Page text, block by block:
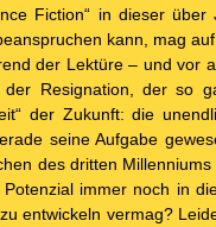
Fiction“ in dieser
kann, mag
der Lektüre – und vor
Resignation, der so
der Zukunft: die
seine Aufgabe
des dritten
immer noch in
entwickeln vermag?